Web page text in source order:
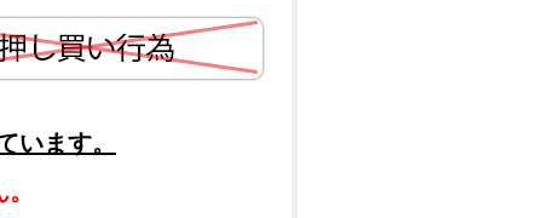
います。